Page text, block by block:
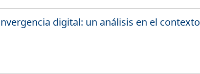
digital: un análisis en el contexto